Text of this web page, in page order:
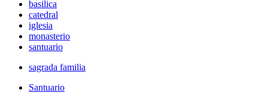
basilica
catedral
iglesia
monasterio
santuario
sagrada familia
Santuario